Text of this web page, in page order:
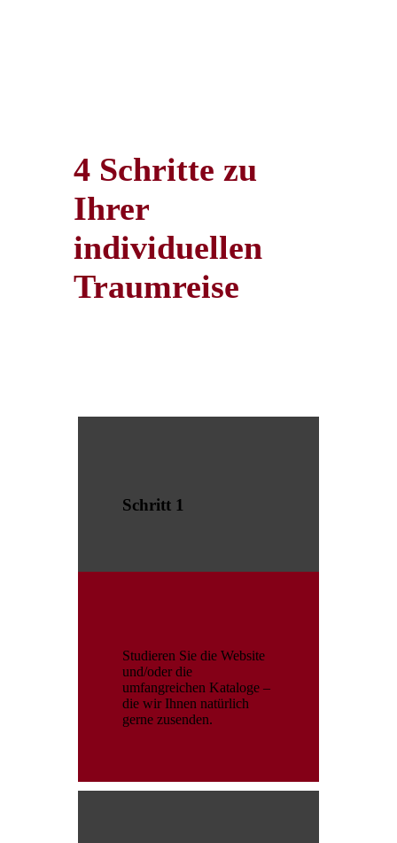
4 Schritte zu
Ihrer
individuellen
Traumreise
Schritt 1
Studieren Sie die Website
und/oder die
umfangreichen Kataloge –
die wir Ihnen natürlich
gerne zusenden.